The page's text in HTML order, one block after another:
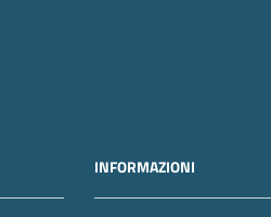
INFORMAZIONI